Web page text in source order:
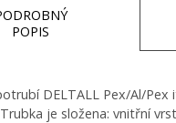
POPIS
DELTALL Pex/Al/
je složena: vnitřní